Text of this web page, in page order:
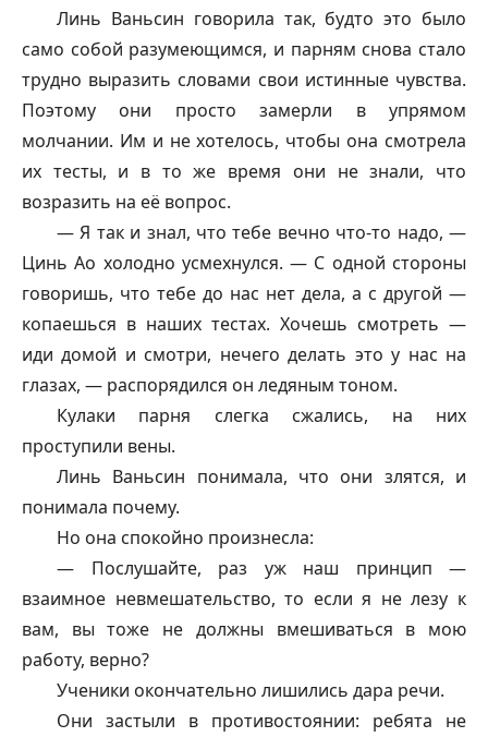
Линь Ваньсин говорила так, будто это было
само собой разумеющимся, и парням снова стало
трудно выразить словами свои истинные чувства.
Поэтому они просто замерли в упрямом
молчании. Им и не хотелось, чтобы она смотрела
их тесты, и в то же время они не знали, что
возразить на её вопрос.
— Я так и знал, что тебе вечно что-то надо, —
Цинь Ао холодно усмехнулся. — С одной стороны
говоришь, что тебе до нас нет дела, а с другой —
копаешься в наших тестах. Хочешь смотреть —
иди домой и смотри, нечего делать это у нас на
глазах, — распорядился он ледяным тоном.
Кулаки парня слегка сжались, на них
проступили вены.
Линь Ваньсин понимала, что они злятся, и
понимала почему.
Но она спокойно произнесла:
— Послушайте, раз уж наш принцип —
взаимное невмешательство, то если я не лезу к
вам, вы тоже не должны вмешиваться в мою
работу, верно?
Ученики окончательно лишились дара речи.
Они застыли в противостоянии: ребята не